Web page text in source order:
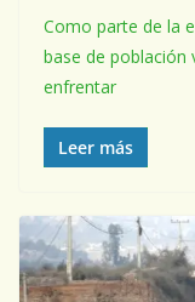
Como parte de la
base de población
enfrentar
Leer más